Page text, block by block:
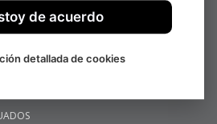
de acuerdo
detallada de cookies